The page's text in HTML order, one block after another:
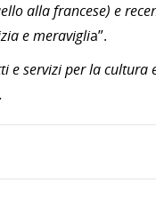
alla francese) e
e meraviglia”.
e servizi per la